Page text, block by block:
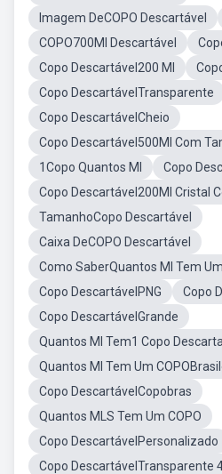
Imagem DeCOPO Descartável
COPO700Ml Descartável
Copo Descartável200 Ml
Copo DescartávelTransparente
Copo DescartávelCheio
Copo Descartável500Ml Com
1Copo Quantos Ml
Copo
Copo Descartável200Ml Cristal
TamanhoCopo Descartável
Caixa DeCOPO Descartável
Como SaberQuantos Ml Tem
Copo DescartávelPNG
Copo
Copo DescartávelGrande
Quantos Ml Tem1 Copo
Quantos Ml Tem Um
Copo DescartávelCopobras
Quantos MLS Tem Um COPO
Copo DescartávelPersonalizado
Copo DescartávelTransparente